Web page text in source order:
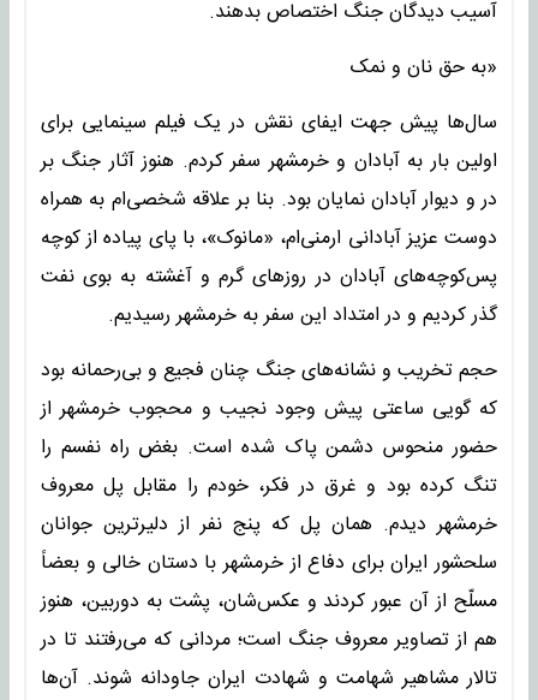
آسیب دیدگان جنگ اختصاص بدهند.
«به حق نان و نمک
سال‌ها پیش جهت ایفای نقش در یک فیلم سینمایی برای
اولین بار به آبادان و خرمشهر سفر کردم. هنوز آثار جنگ بر
در و دیوار آبادان نمایان بود. بنا بر علاقه شخصی‌ام به همراه
دوست عزیز آبادانی ارمنی‌ام، «مانوک»، با پای پیاده از کوچه
پس‌کوچه‌های آبادان در روزهای گرم و آغشته به بوی نفت
گذر کردیم و در امتداد این سفر به خرمشهر رسیدیم.
حجم تخریب و نشانه‌های جنگ چنان فجیع و بی‌رحمانه بود
که گویی ساعتی پیش وجود نجیب و محجوب خرمشهر از
حضور منحوس دشمن پاک شده است. بغض راه نفسم را
تنگ کرده بود و غرق در فکر، خودم را مقابل پل معروف
خرمشهر دیدم. همان پل که پنج نفر از دلیرترین جوانان
سلحشور ایران برای دفاع از خرمشهر با دستان خالی و بعضاً
مسلّح از آن عبور کردند و عکس‌شان، پشت به دوربین، هنوز
هم از تصاویر معروف جنگ است؛ مردانی که می‌رفتند تا در
تالار مشاهیر شهامت و شهادت ایران جاودانه شوند. آن‌ها